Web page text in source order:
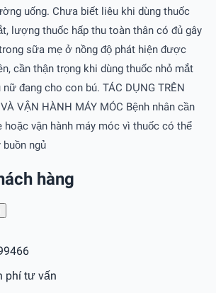
uống. Chưa biết liêu khi dùng thuốc
lượng thuốc hấp thu toàn thân có đủ gây
sữa mẹ ở nồng độ phát hiện được
cần thận trọng khi dùng thuốc nhỏ mắt
nữ đang cho con bú. TÁC DỤNG TRÊN
VẬN HÀNH MÁY MÓC Bệnh nhân cần
hoặc vận hành máy móc vì thuốc có thể
ngủ
hàng
phí tư vấn